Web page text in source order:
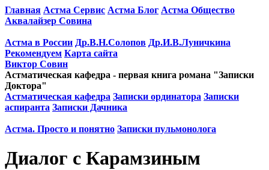
Главная Астма Сервис Астма Блог Астма Общество
Аквалайзер Совина
Астма в России Др.В.Н.Солопов Др.И.В.Луничкина
Рекомендуем Карта сайта
Виктор Совин
Астматическая кафедра - первая книга романа "Записки
Доктора"
Астматическая кафедра Записки ординатора Записки
аспиранта Записки Дачника
Астма. Просто и понятно Записки пульмонолога
Диалог с Карамзиным